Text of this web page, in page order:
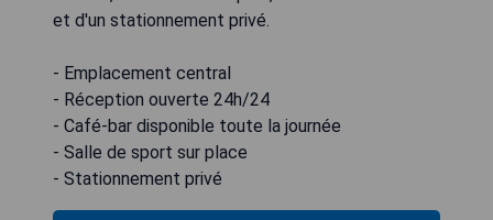
et d'un stationnement privé.
- Emplacement central
- Réception ouverte 24h/24
- Café-bar disponible toute la journée
- Salle de sport sur place
- Stationnement privé